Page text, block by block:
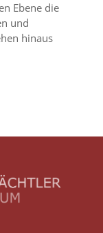
Ebene die
und
hinaus